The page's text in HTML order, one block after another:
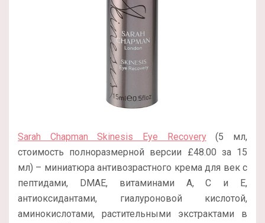
Sarah Chapman Skinesis Eye Recovery(5 мл,
стоимость полноразмерной версии £48.00 за 15
мл) – миниатюра антивозрастного крема для век с
пептидами, DMAE, витаминами А, С и Е,
антиоксидантами, гиалуроновой кислотой,
аминокислотами, растительными экстрактами в